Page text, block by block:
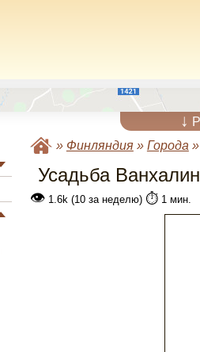
↓
» Финляндия» Города »
Усадьба
👁1.6k (10 за неделю) ⏱️1 мин.